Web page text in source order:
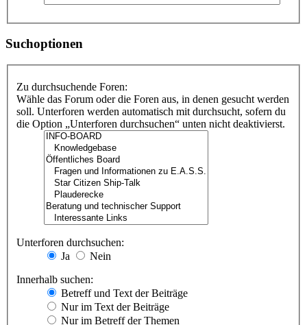
Suchoptionen
Zu durchsuchende Foren:
Wähle das Forum oder die Foren aus, in denen gesucht werden
soll. Unterforen werden automatisch mit durchsucht, sofern du
die Option „Unterforen durchsuchen“ unten nicht deaktivierst.
Unterforen durchsuchen:
Ja
Nein
Innerhalb suchen:
Betreff und Text der Beiträge
Nur im Text der Beiträge
Nur im Betreff der Themen